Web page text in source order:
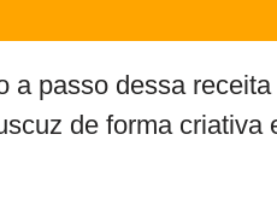
a passo dessa
de forma criativa